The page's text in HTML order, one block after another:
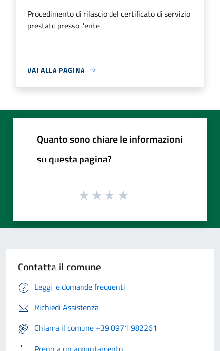
Procedimento di rilascio del certificato di servizio
prestato presso l'ente
VAI ALLA PAGINA
Quanto sono chiare le informazioni
su questa pagina?
Contatta il comune
Leggi le domande frequenti
Richiedi Assistenza
Chiama il comune +39 0971 982261